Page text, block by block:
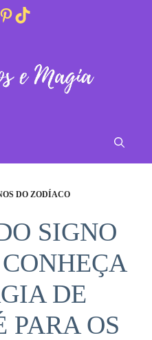
Pinterest
TikTok
DO ZODÍACO
SIGNO
DE
PARA OS